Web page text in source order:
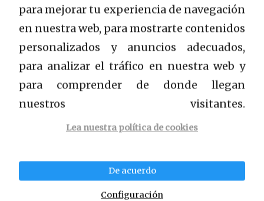
Cómo ayudar a un
niño a aprender
fácilmente y no
cansarse.
¿Para qué sirve la
vitamina C y cómo
tomarla?
para mejorar tu experiencia de navegación
en nuestra web, para mostrarte contenidos
personalizados y anuncios adecuados,
para analizar el tráfico en nuestra web y
para comprender de donde llegan
nuestros visitantes.
Lea nuestra política de cookies
De acuerdo
Configuración